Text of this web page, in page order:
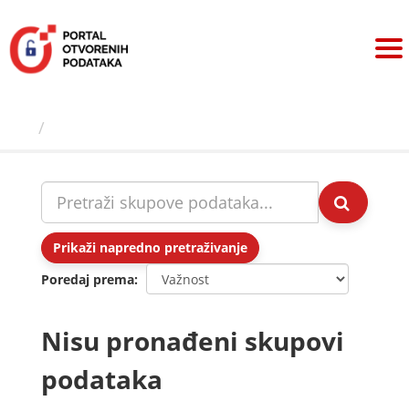
sadržaj
Prikaži napredno pretraživanje
Poredaj prema
Nisu pronađeni skupovi
podataka